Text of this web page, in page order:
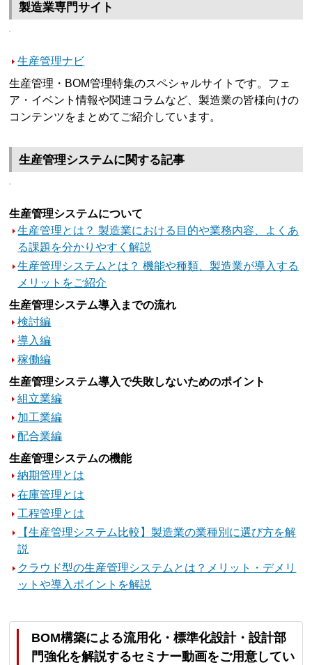
製造業専門サイト
生産管理ナビ
生産管理・BOM管理特集のスペシャルサイトです。フェ
ア・イベント情報や関連コラムなど、製造業の皆様向けの
コンテンツをまとめてご紹介しています。
生産管理システムに関する記事
生産管理システムについて
生産管理とは？ 製造業における目的や業務内容、よくあ
る課題を分かりやすく解説
生産管理システムとは？ 機能や種類、製造業が導入する
メリットをご紹介
生産管理システム導入までの流れ
検討編
導入編
稼働編
生産管理システム導入で失敗しないためのポイント
組立業編
加工業編
配合業編
生産管理システムの機能
納期管理とは
在庫管理とは
工程管理とは
【生産管理システム比較】製造業の業種別に選び方を解
説
クラウド型の生産管理システムとは？メリット・デメリ
ットや導入ポイントを解説
BOM構築による流用化・標準化設計・設計部
門強化を解説するセミナー動画をご用意してい